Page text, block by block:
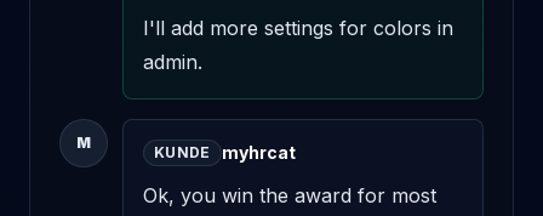
I'll add more settings for colors in
admin.
M
KUNDE myhrcat
Ok, you win the award for most